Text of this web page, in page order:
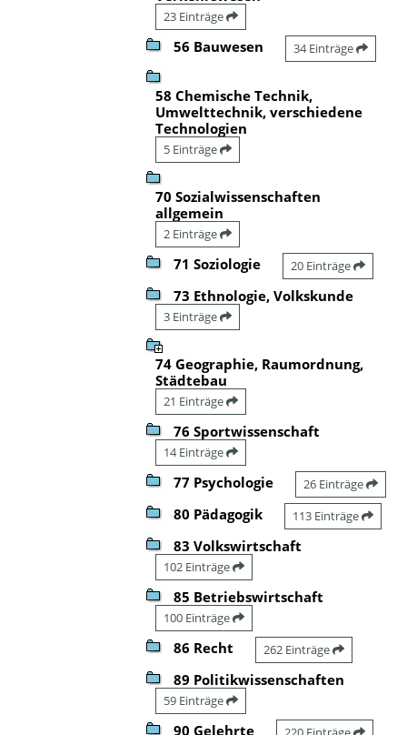
23 Einträge
56 Bauwesen 34 Einträge
58 Chemische Technik,
Umwelttechnik, verschiedene
Technologien
5 Einträge
70 Sozialwissenschaften
allgemein
2 Einträge
71 Soziologie 20 Einträge
73 Ethnologie, Volkskunde
3 Einträge
74 Geographie, Raumordnung,
Städtebau
21 Einträge
76 Sportwissenschaft
14 Einträge
77 Psychologie 26 Einträge
80 Pädagogik 113 Einträge
83 Volkswirtschaft
102 Einträge
85 Betriebswirtschaft
100 Einträge
86 Recht 262 Einträge
89 Politikwissenschaften
59 Einträge
90 Gelehrte